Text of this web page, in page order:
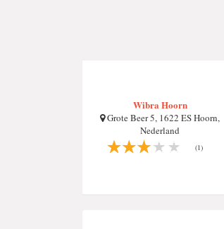
Wibra Hoorn
Grote Beer 5, 1622 ES Hoorn,
Nederland
(1)